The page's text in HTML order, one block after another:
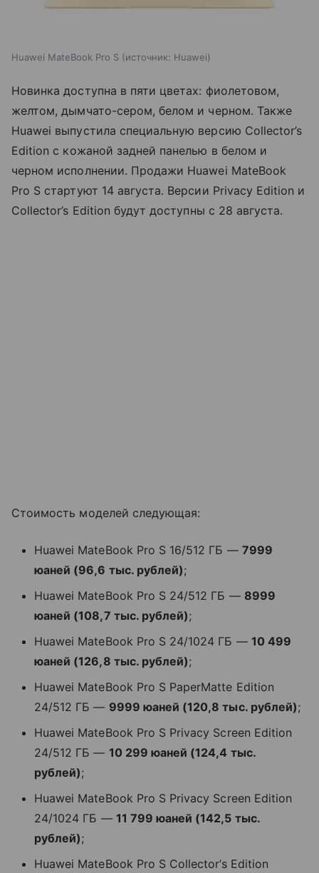
Huawei MateBook Pro S источник: Huawei
Новинка доступна в пяти цветах: фиолетовом,
желтом, дымчато-сером, белом и черном. Также
Huawei выпустила специальную версию Collector’s
Edition с кожаной задней панелью в белом и
черном исполнении. Продажи Huawei MateBook
Pro S стартуют 14 августа. Версии Privacy Edition и
Collector’s Edition будут доступны с 28 августа.
Стоимость моделей следующая:
Huawei MateBook Pro S 16/512 ГБ — 7999
юаней (96,6 тыс. рублей);
Huawei MateBook Pro S 24/512 ГБ — 8999
юаней (108,7 тыс. рублей);
Huawei MateBook Pro S 24/1024 ГБ — 10 499
юаней (126,8 тыс. рублей);
Huawei MateBook Pro S PaperMatte Edition
24/512 ГБ — 9999 юаней (120,8 тыс. рублей);
Huawei MateBook Pro S Privacy Screen Edition
24/512 ГБ — 10 299 юаней (124,4 тыс.
рублей);
Huawei MateBook Pro S Privacy Screen Edition
24/1024 ГБ — 11 799 юаней (142,5 тыс.
рублей);
Huawei MateBook Pro S Collector’s Edition